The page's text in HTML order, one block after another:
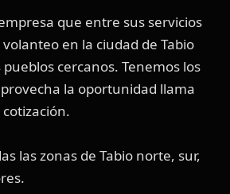
que entre sus servicios
en la ciudad de Tabio
cercanos. Tenemos los
la oportunidad llama
las zonas de Tabio norte, sur,